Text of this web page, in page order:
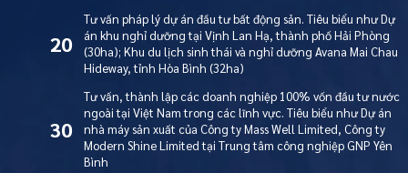
20
Tư vấn pháp lý dự án đầu tư bất động sản. Tiêu biểu như Dự
án khu nghỉ dưỡng tại Vịnh Lan Hạ, thành phố Hải Phòng
(30ha); Khu du lịch sinh thái và nghỉ dưỡng Avana Mai Chau
Hideway, tỉnh Hòa Bình (32ha)
30
Tư vấn, thành lập các doanh nghiệp 100% vốn đầu tư nước
ngoài tại Việt Nam trong các lĩnh vực. Tiêu biểu như Dự án
nhà máy sản xuất của Công ty Mass Well Limited, Công ty
Modern Shine Limited tại Trung tâm công nghiệp GNP Yên
Bình